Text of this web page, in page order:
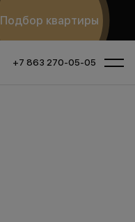
Подбор квартиры
+7 863 270-05-05